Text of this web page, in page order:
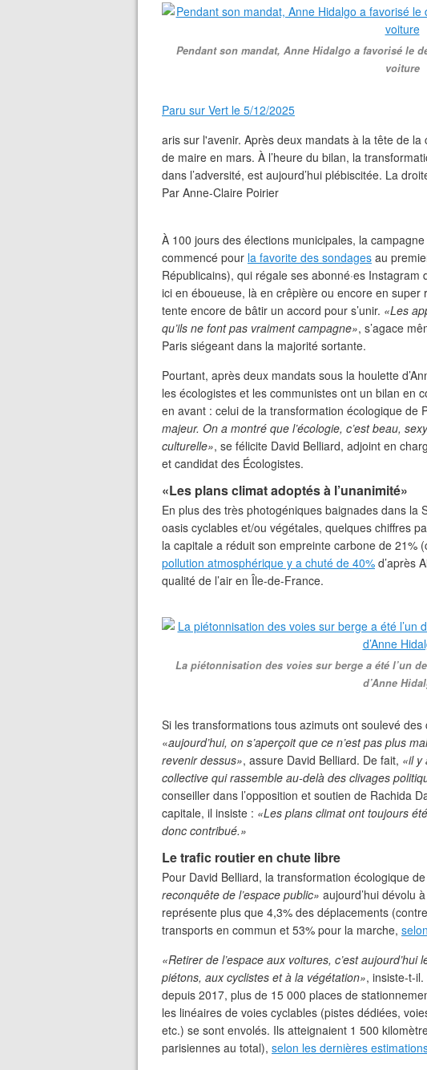
Pendant son mandat, Anne Hidalgo a favorisé le
voiture
Paru sur Vert le 5/12/2025
aris sur l'avenir. Après deux mandats à la tête de
de maire en mars. À l’heure du bilan, la
dans l’adversité, est aujourd’hui plébiscitée. La
Par Anne-Claire Poirier
À 100 jours des élections municipales, la
commencé pour la favorite des sondages au
Républicains), qui régale ses abonné·es
ici en éboueuse, là en crêpière ou encore en
tente encore de bâtir un accord pour s’unir. «Les
qu’ils ne font pas vraiment campagne», s’agace
Paris siégeant dans la majorité sortante.
Pourtant, après deux mandats sous la houlette
les écologistes et les communistes ont un bilan en
en avant : celui de la transformation écologique de
majeur. On a montré que l’écologie, c’est beau,
culturelle», se félicite David Belliard, adjoint en
et candidat des Écologistes.
«Les plans climat adoptés à l’unanimité»
En plus des très photogéniques baignades dans la
oasis cyclables et/ou végétales, quelques chiffres
la capitale a réduit son empreinte carbone de 21%
pollution atmosphérique y a chuté de 40% d’après
qualité de l’air en Île-de-France.
La piétonnisation des voies sur berge a été l’un
d’Anne
Si les transformations tous azimuts ont soulevé
«aujourd’hui, on s’aperçoit que ce n’est pas plus
revenir dessus», assure David Belliard. De fait, «il y
collective qui rassemble au-delà des clivages
conseiller dans l’opposition et soutien de Rachida
capitale, il insiste : «Les plans climat ont toujours
donc contribué.»
Le trafic routier en chute libre
Pour David Belliard, la transformation écologique
reconquête de l’espace public» aujourd’hui dévolu
représente plus que 4,3% des déplacements
transports en commun et 53% pour la marche,
«Retirer de l’espace aux voitures, c’est
piétons, aux cyclistes et à la végétation», insiste-t-
depuis 2017, plus de 15 000 places de
les linéaires de voies cyclables (pistes dédiées,
etc.) se sont envolés. Ils atteignaient 1 500
parisiennes au total), selon les dernières